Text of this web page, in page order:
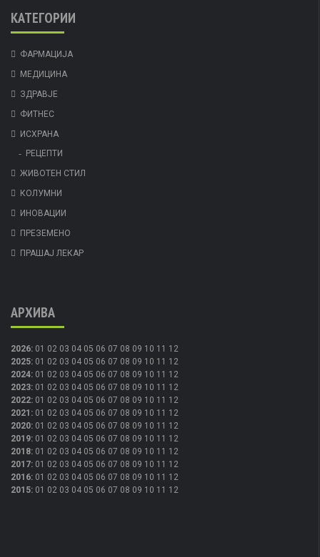
КАТЕГОРИИ
ФАРМАЦИЈА
МЕДИЦИНА
ЗДРАВЈЕ
ФИТНЕС
ИСХРАНА
РЕЦЕПТИ
ЖИВОТЕН СТИЛ
КОЛУМНИ
ИНОВАЦИИ
ПРЕЗЕМЕНО
ПРАШАЈ ЛЕКАР
АРХИВА
2026: 01 02 03 04 05 06 07 08 09 10 11 12
2025: 01 02 03 04 05 06 07 08 09 10 11 12
2024: 01 02 03 04 05 06 07 08 09 10 11 12
2023: 01 02 03 04 05 06 07 08 09 10 11 12
2022: 01 02 03 04 05 06 07 08 09 10 11 12
2021 : 01 02 03 04 05 06 07 08 09 10 11 12
2020: 01 02 03 04 05 06 07 08 09 10 11 12
2019: 01 02 03 04 05 06 07 08 09 10 11 12
2018: 01 02 03 04 05 06 07 08 09 10 11 12
2017: 01 02 03 04 05 06 07 08 09 10 11 12
2016: 01 02 03 04 05 06 07 08 09 10 11 12
2015: 01 02 03 04 05 06 07 08 09 10 11 12